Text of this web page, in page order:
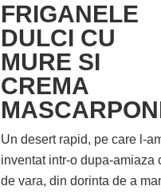
FRIGANELE
DULCI CU
MURE SI
CREMA
Un desert rapid, pe care l-
inventat intr-o dupa-amiaza
de vara, din dorinta de a